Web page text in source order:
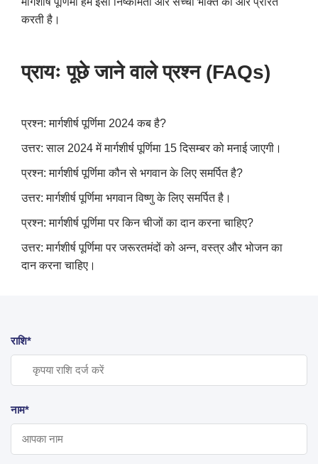
करती है।
प्रायः पूछे जाने वाले प्रश्न (FAQs)
प्रश्न: मार्गशीर्ष पूर्णिमा 2024 कब है?
उत्तर: साल 2024 में मार्गशीर्ष पूर्णिमा 15 दिसम्बर को मनाई जाएगी।
प्रश्न: मार्गशीर्ष पूर्णिमा कौन से भगवान के लिए समर्पित है?
उत्तर: मार्गशीर्ष पूर्णिमा भगवान विष्णु के लिए समर्पित है।
प्रश्न: मार्गशीर्ष पूर्णिमा पर किन चीजों का दान करना चाहिए?
उत्तर: मार्गशीर्ष पूर्णिमा पर जरूरतमंदों को अन्न, वस्त्र और भोजन का
दान करना चाहिए।
राशि*
नाम*